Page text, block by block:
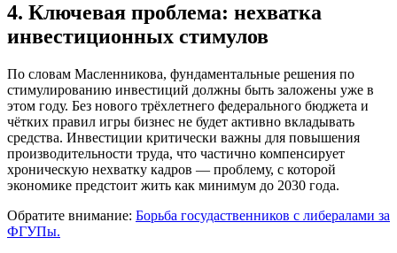
4. Ключевая проблема: нехватка
инвестиционных стимулов
По словам Масленникова, фундаментальные решения по
стимулированию инвестиций должны быть заложены уже в
этом году. Без нового трёхлетнего федерального бюджета и
чётких правил игры бизнес не будет активно вкладывать
средства. Инвестиции критически важны для повышения
производительности труда, что частично компенсирует
хроническую нехватку кадров — проблему, с которой
экономике предстоит жить как минимум до 2030 года.
Обратите внимание: Борьба госудаственников с либералами за
ФГУПы.